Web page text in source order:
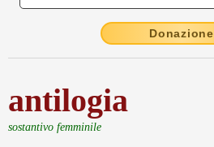
Donazione
antilogia
sostantivo femminile